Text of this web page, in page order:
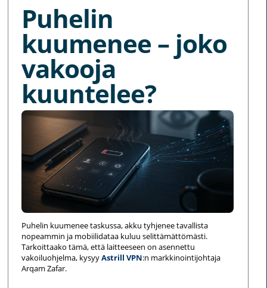
Puhelin
kuumenee – joko
vakooja
kuuntelee?
Puhelin kuumenee taskussa, akku tyhjenee tavallista
nopeammin ja mobiilidataa kuluu selittämättömästi.
Tarkoittaako tämä, että laitteeseen on asennettu
vakoiluohjelma, kysyyAstrill VPN:n markkinointijohtaja
Arqam Zafar.